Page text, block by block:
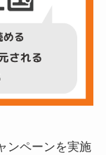
ンペーンを実施